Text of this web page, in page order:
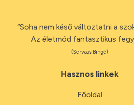
“Soha nem késő változtatni a
Az életmód fantasztikus
(Servaas Bingé)
Hasznos linkek
Főoldal